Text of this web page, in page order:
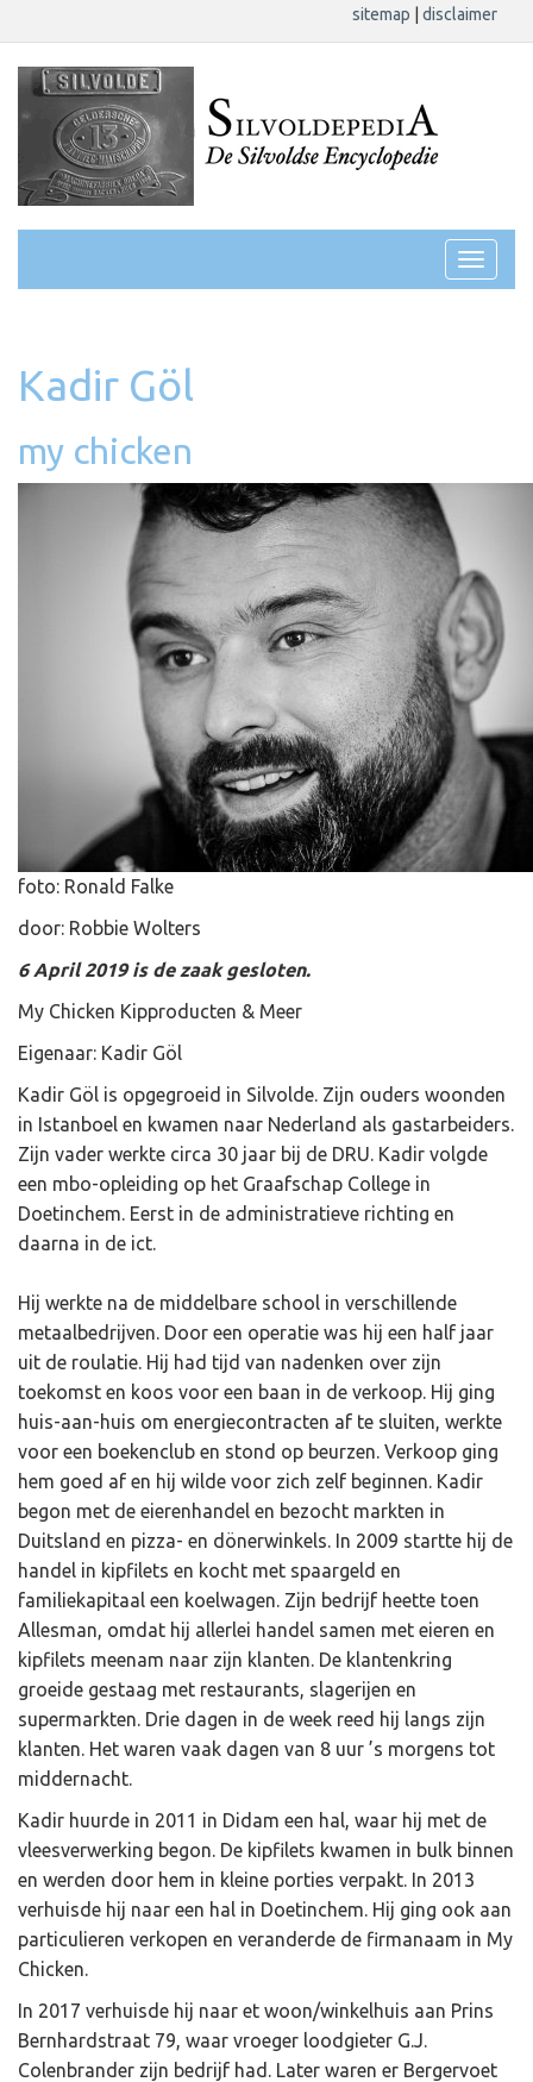
sitemap disclaimer
Kadir Göl
my chicken
foto: Ronald Falke
door: Robbie Wolters
6 April 2019 is de zaak gesloten.
My Chicken Kipproducten & Meer
Eigenaar: Kadir Göl
Kadir Göl is opgegroeid in Silvolde. Zijn ouders woonden
in Istanboel en kwamen naar Nederland als gastarbeiders.
Zijn vader werkte circa 30 jaar bij de DRU. Kadir volgde
een mbo-opleiding op het Graafschap College in
Doetinchem. Eerst in de administratieve richting en
daarna in de ict.
Hij werkte na de middelbare school in verschillende
metaalbedrijven. Door een operatie was hij een half jaar
uit de roulatie. Hij had tijd van nadenken over zijn
toekomst en koos voor een baan in de verkoop. Hij ging
huis-aan-huis om energiecontracten af te sluiten, werkte
voor een boekenclub en stond op beurzen. Verkoop ging
hem goed af en hij wilde voor zich zelf beginnen. Kadir
begon met de eierenhandel en bezocht markten in
Duitsland en pizza- en dönerwinkels. In 2009 startte hij de
handel in kipfilets en kocht met spaargeld en
familiekapitaal een koelwagen. Zijn bedrijf heette toen
Allesman, omdat hij allerlei handel samen met eieren en
kipfilets meenam naar zijn klanten. De klantenkring
groeide gestaag met restaurants, slagerijen en
supermarkten. Drie dagen in de week reed hij langs zijn
klanten. Het waren vaak dagen van 8 uur ’s morgens tot
middernacht.
Kadir huurde in 2011 in Didam een hal, waar hij met de
vleesverwerking begon. De kipfilets kwamen in bulk binnen
en werden door hem in kleine porties verpakt. In 2013
verhuisde hij naar een hal in Doetinchem. Hij ging ook aan
particulieren verkopen en veranderde de firmanaam in My
Chicken.
In 2017 verhuisde hij naar et woon/winkelhuis aan Prins
Bernhardstraat 79, waar vroeger loodgieter G.J.
Colenbrander zijn bedrijf had. Later waren er Bergervoet